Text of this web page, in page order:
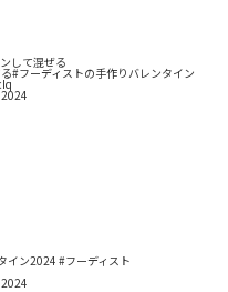
して混ぜる
#フーディストの手作りバレンタイン
イン2024 #フーディスト